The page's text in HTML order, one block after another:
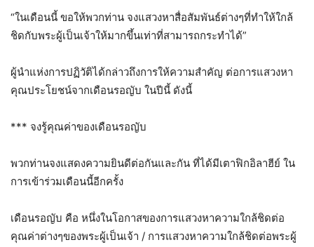
“ในเดือนนี้ ขอให้พวกท่าน จงแสวงหาสื่อสัมพันธ์ต่างๆที่ทำให้ใกล้
ชิดกับพระผู้เป็นเจ้าให้มากขึ้นเท่าที่สามารถกระทำได้”
ผู้นำแห่งการปฏิวัติได้กล่าวถึงการให้ความสำคัญ ต่อการแสวงหา
คุณประโยชน์จากเดือนรอญับ ในปีนี้ ดังนี้
*** จงรู้คุณค่าของเดือนรอญับ
พวกท่านจงแสดงความยินดีต่อกันและกัน ที่ได้มีเตาฟิกอิลาฮีย์ ใน
การเข้าร่วมเดือนนี้อีกครั้ง
เดือนรอญับ คือ หนึ่งในโอกาสของการแสวงหาความใกล้ชิดต่อ
คุณค่าต่างๆของพระผู้เป็นเจ้า / การแสวงหาความใกล้ชิดต่อพระผู้